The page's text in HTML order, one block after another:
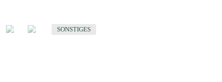
SONSTIGES